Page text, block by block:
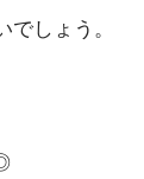
しょう。